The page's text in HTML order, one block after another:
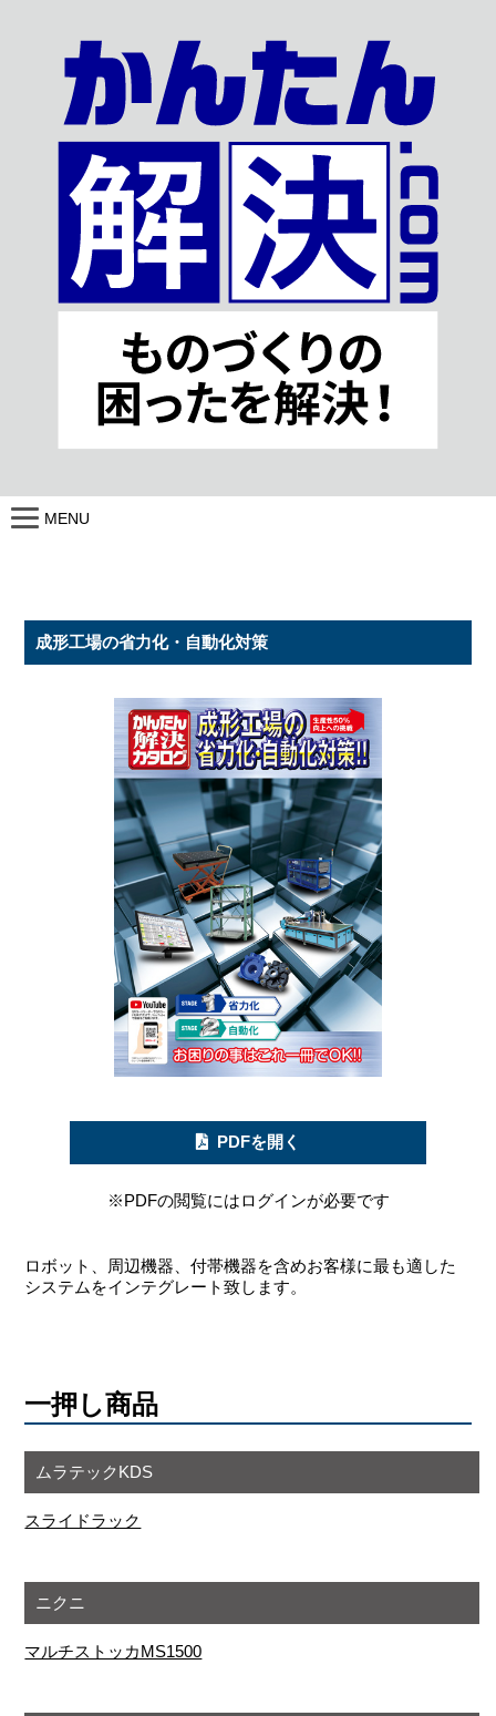
MENU
成形工場の省力化・自動化対策
PDFを開く
※PDFの閲覧にはログインが必要です
ロボット、周辺機器、付帯機器を含めお客様に最も適した
システムをインテグレート致します。
一押し商品
ムラテックKDS
スライドラック
ニクニ
マルチストッカMS1500